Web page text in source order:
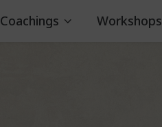
Coachings Workshops